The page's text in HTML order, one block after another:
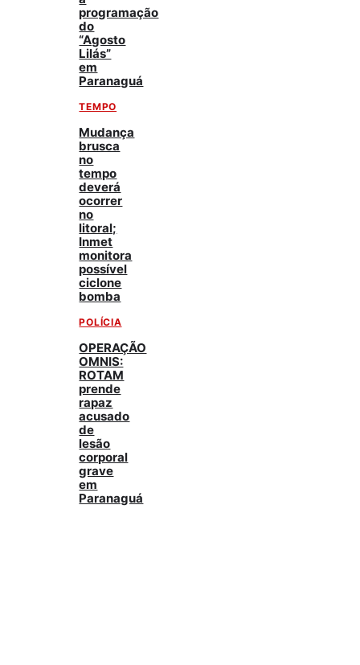
programação
do
“Agosto
Lilás”
em
Paranaguá
TEMPO
Mudança
brusca
no
tempo
deverá
ocorrer
no
litoral;
Inmet
monitora
possível
ciclone
bomba
POLÍCIA
OPERAÇÃO
OMNIS:
ROTAM
prende
rapaz
acusado
de
lesão
corporal
grave
em
Paranaguá